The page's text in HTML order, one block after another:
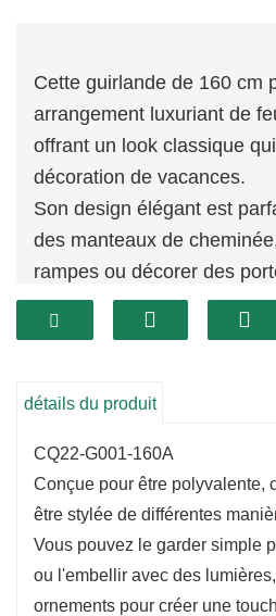
Cette guirlande de 160 cm
arrangement luxuriant de
offrant un look classique
décoration de vacances.
Son design élégant est
des manteaux de
rampes ou décorer des
chaleur et du charme à
La riche verdure crée une
détails du produit
CQ22-G001-160A
Conçue pour être polyvalente,
être stylée de différentes
Vous pouvez le garder simple
ou l'embellir avec des
ornements pour créer une